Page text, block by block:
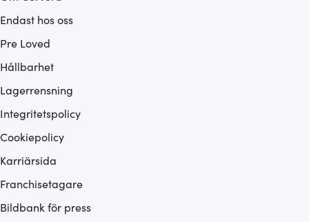
Endast hos oss
Pre Loved
Hållbarhet
Lagerrensning
Integritetspolicy
Cookiepolicy
Karriärsida
Franchisetagare
Bildbank för press